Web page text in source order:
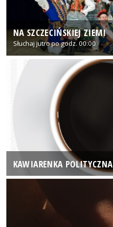
NA SZCZECIŃSKIEJ ZIEMI
Słuchaj jutro po godz. 00:00
KAWIARENKA POLITYCZNA